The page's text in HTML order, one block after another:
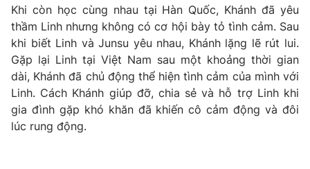
Nhân vật
Khán giả
Giải sao mai
Điện ảnh
Âm nhạc
Sao
Đời sống
Du lịch
Làm đẹp
Chất lượng cuộc sống
Giáo dục
Tuyển sinh
Học trực tuyến
Công nghệ
Hitech Công nghệ tương lai
Khi còn học cùng nhau tại Hàn Quốc, Khánh đã yêu
thầm Linh nhưng không có cơ hội bày tỏ tình cảm. Sau
khi biết Linh và Junsu yêu nhau, Khánh lặng lẽ rút lui.
Gặp lại Linh tại Việt Nam sau một khoảng thời gian
dài, Khánh đã chủ động thể hiện tình cảm của mình với
Linh. Cách Khánh giúp đỡ, chia sẻ và hỗ trợ Linh khi
gia đình gặp khó khăn đã khiến cô cảm động và đôi
lúc rung động.